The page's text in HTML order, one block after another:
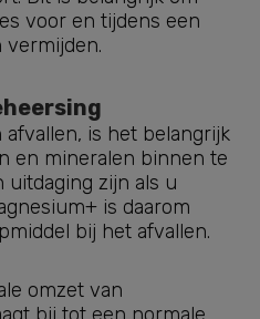
voor en tijdens een
vermijden.
is het belangrijk
en mineralen binnen te
uitdaging zijn als u
is daarom
bij het afvallen.
omzet van